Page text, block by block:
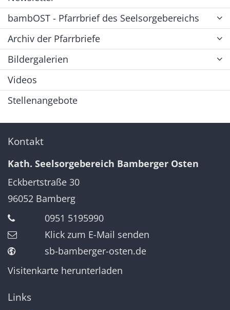
bambOST - Pfarrbrief des Seelsorgebereichs
Archiv der Pfarrbriefe
Bildergalerien
Videos
Stellenangebote
Kontakt
Kath. Seelsorgebereich Bamberger Osten
Eckbertstraße 30
96052 Bamberg
0951 5195990
Klick zum E-Mail senden
sb-bamberger-osten.de
Visitenkarte herunterladen
Links